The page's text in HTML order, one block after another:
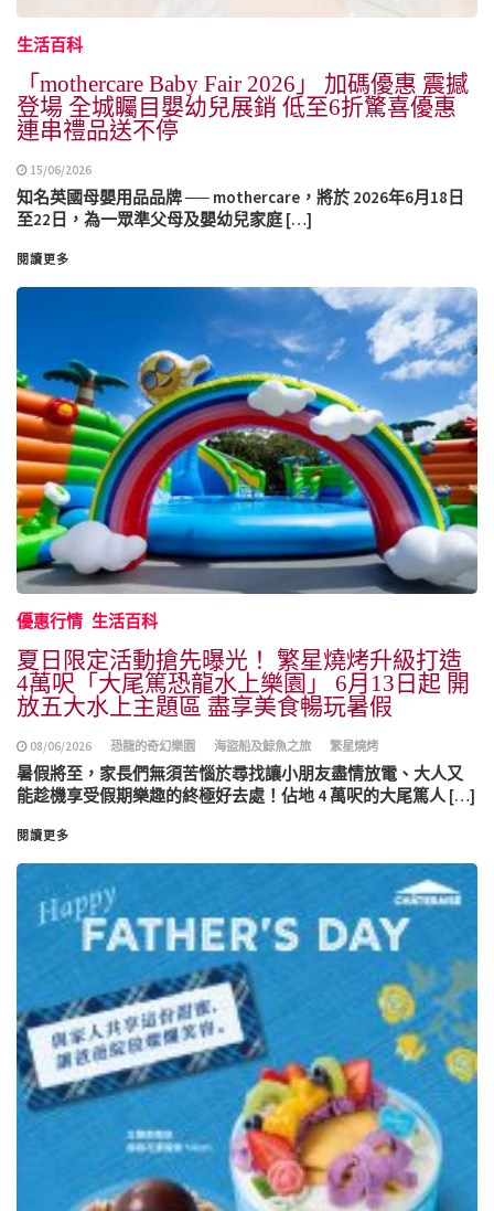
生活百科
「mothercare Baby Fair 2026」 加碼優惠 震撼
登場 全城矚目嬰幼兒展銷 低至6折驚喜優惠
連串禮品送不停
15/06/2026
知名英國母嬰用品品牌 ── mothercare，將於 2026年6月18日
至22日，為一眾準父母及嬰幼兒家庭 […]
閱讀更多
優惠行情 生活百科
夏日限定活動搶先曝光！ 繁星燒烤升級打造
4萬呎「大尾篤恐龍水上樂園」 6月13日起 開
放五大水上主題區 盡享美食暢玩暑假
08/06/2026 恐龍的奇幻樂園 海盜船及鯨魚之旅 繁星燒烤
暑假將至，家長們無須苦惱於尋找讓小朋友盡情放電、大人又
能趁機享受假期樂趣的終極好去處！佔地 4 萬呎的大尾篤人 […]
閱讀更多